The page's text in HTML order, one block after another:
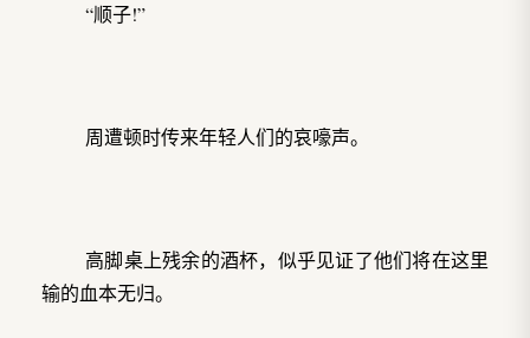
“顺子!”
周遭顿时传来年轻人们的哀嚎声。
高脚桌上残余的酒杯，似乎见证了他们将在这里
输的血本无归。